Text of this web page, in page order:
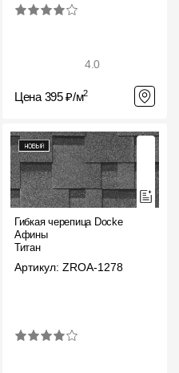
4.0
Цена 395 ₽/м2
Гибкая черепица Docke
Афины
Титан
Артикул: ZROA-1278